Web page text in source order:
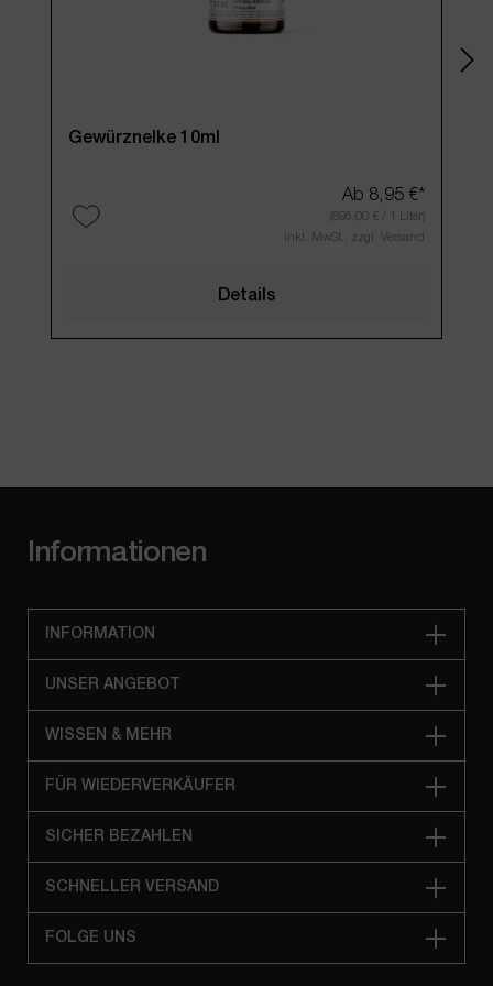
Gewürznelke 10ml
Ab 8,95 €*
(895,00 € / 1 Liter)
Inkl. MwSt., zzgl. Versand
Details
Informationen
INFORMATION
UNSER ANGEBOT
WISSEN & MEHR
FÜR WIEDERVERKÄUFER
SICHER BEZAHLEN
SCHNELLER VERSAND
FOLGE UNS